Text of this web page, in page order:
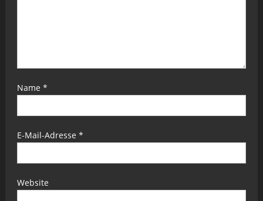
Name *
E-Mail-Adresse *
Website